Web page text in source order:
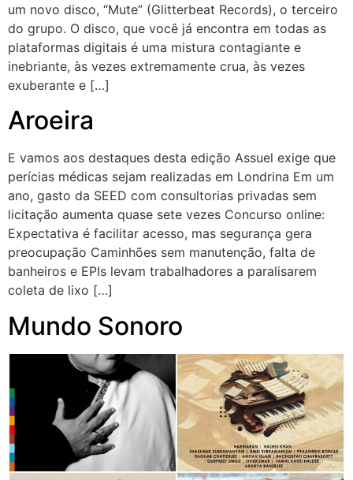
um novo disco, “Mute” (Glitterbeat Records), o terceiro
do grupo. O disco, que você já encontra em todas as
plataformas digitais é uma mistura contagiante e
inebriante, às vezes extremamente crua, às vezes
exuberante e […]
Aroeira
E vamos aos destaques desta edição Assuel exige que
perícias médicas sejam realizadas em Londrina Em um
ano, gasto da SEED com consultorias privadas sem
licitação aumenta quase sete vezes Concurso online:
Expectativa é facilitar acesso, mas segurança gera
preocupação Caminhões sem manutenção, falta de
banheiros e EPIs levam trabalhadores a paralisarem
coleta de lixo […]
Mundo Sonoro